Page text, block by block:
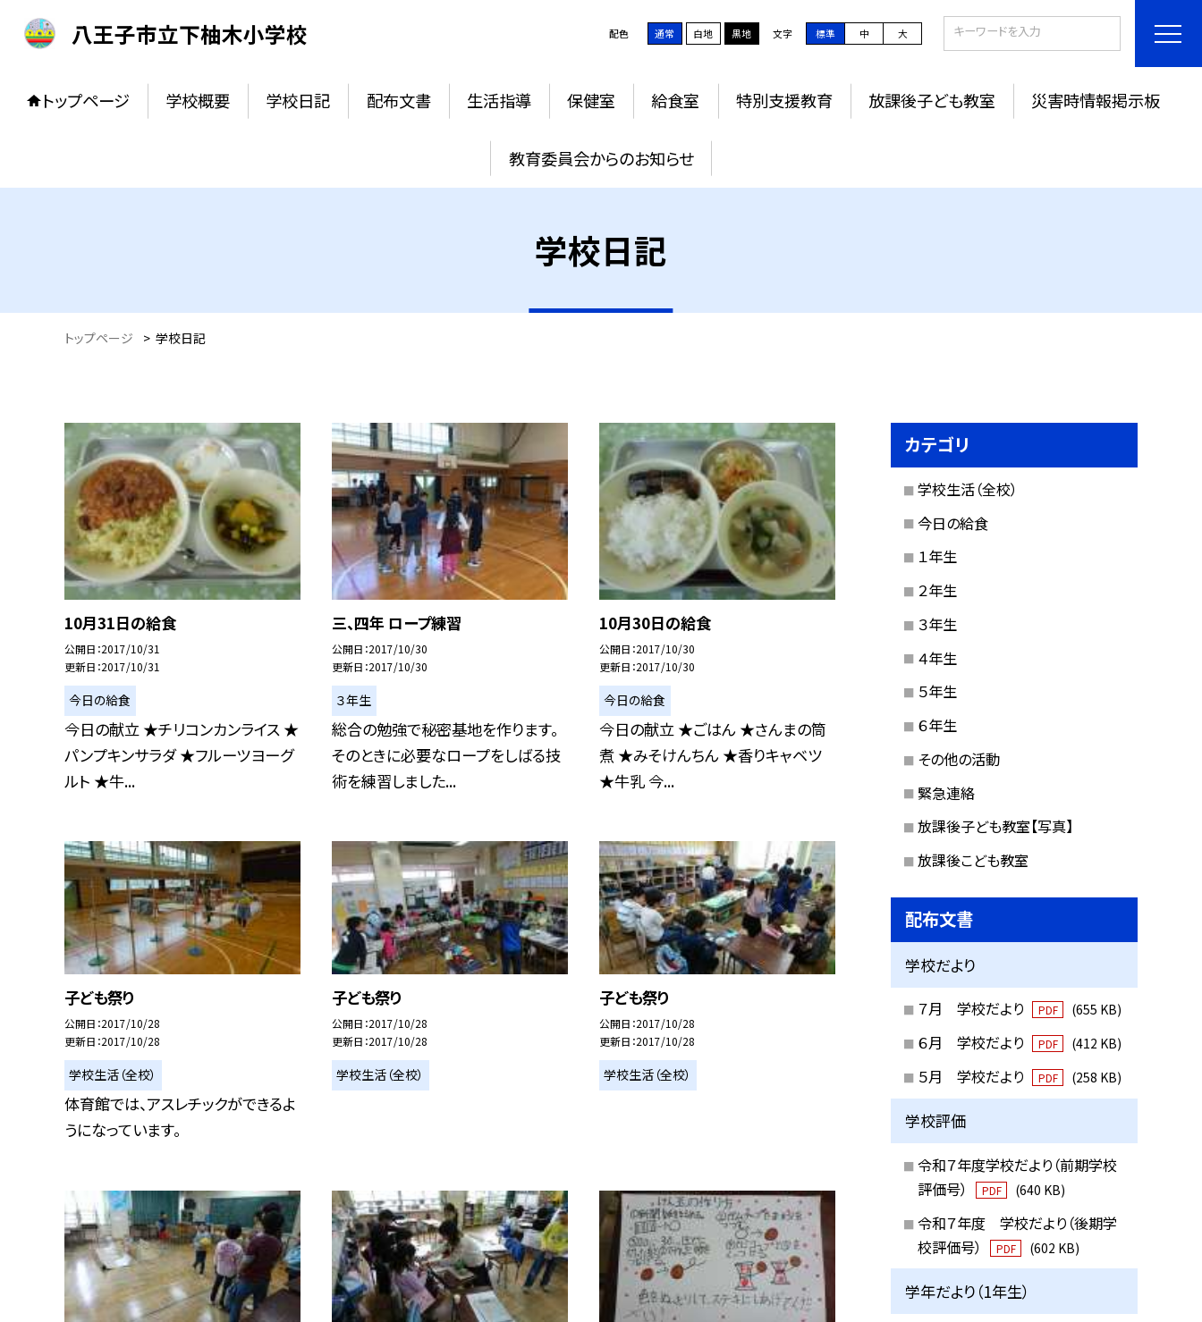
八王子市立下柚木小学校 配色 通常 白地 黒地 文字 標準 中 大
トップページ 学校概要 学校日記 配布文書 生活指導 保健室 給食室 特別支援教育 放課後子ども教室 災害時情報掲示板
教育委員会からのお知らせ
学校日記
トップページ > 学校日記
10月31日の給食
公開日 2017/10/31
更新日 2017/10/31
今日の給食
今日の献立 ★チリコンカンライス ★
パンプキンサラダ ★フルーツヨーグ
ルト ★牛...
三、四年 ロープ練習
公開日 2017/10/30
更新日 2017/10/30
３年生
総合の勉強で秘密基地を作ります。
そのときに必要なロープをしばる技
術を練習しました...
10月30日の給食
公開日 2017/10/30
更新日 2017/10/30
今日の給食
今日の献立 ★ごはん ★さんまの筒
煮 ★みそけんちん ★香りキャベツ
★牛乳 今...
子ども祭り
公開日 2017/10/28
更新日 2017/10/28
学校生活（全校）
体育館では、アスレチックができるよ
うになっています。
子ども祭り
公開日 2017/10/28
更新日 2017/10/28
学校生活（全校）
子ども祭り
公開日 2017/10/28
更新日 2017/10/28
学校生活（全校）
カテゴリ
学校生活（全校）
今日の給食
１年生
２年生
３年生
４年生
５年生
６年生
その他の活動
緊急連絡
放課後子ども教室【写真】
放課後こども教室
配布文書
学校だより
７月 学校だより PDF (655 KB)
６月 学校だより PDF (412 KB)
５月 学校だより PDF (258 KB)
学校評価
令和７年度学校だより（前期学校
評価号）
PDF (640 KB)
令和７年度 学校だより（後期学
校評価号）
PDF (602 KB)
学年だより（1年生）